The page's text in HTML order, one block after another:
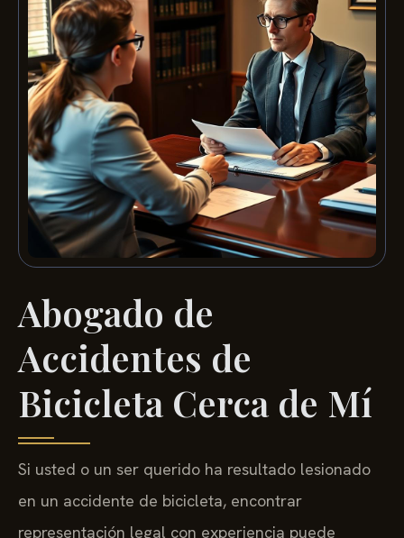
Abogado de
Accidentes de
Bicicleta Cerca de Mí
Si usted o un ser querido ha resultado lesionado
en un accidente de bicicleta, encontrar
representación legal con experiencia puede